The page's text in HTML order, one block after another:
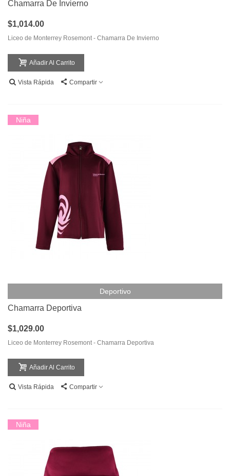
Chamarra De Invierno
$1,014.00
Liceo de Monterrey Rosemont - Chamarra De Invierno
Añadir Al Carrito
Vista Rápida Compartir
Niña
Deportivo
Chamarra Deportiva
$1,029.00
Liceo de Monterrey Rosemont - Chamarra Deportiva
Añadir Al Carrito
Vista Rápida Compartir
Niña